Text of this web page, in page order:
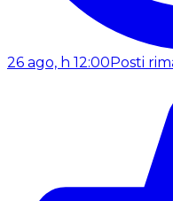
26 ago, h 12:00Posti